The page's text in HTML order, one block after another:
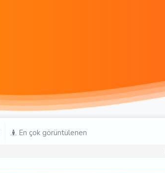
En çok görüntülenen